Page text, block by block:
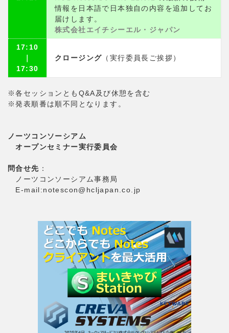
情報を日本語で日本独自の内容を追加してお
届けします。
株式会社エイチシーエル・ジャパン
17:10
17:30
クロージング （実行委員長ご挨拶）
※各セッションともQ&A及び休憩を含む
※発表順番は順不同となります。
ノーツコンソーシアム
オープンセミナー実行委員会
問合せ先 ：
ノーツコンソーシアム事務局
E-mail:notescon@hcljapan.co.jp